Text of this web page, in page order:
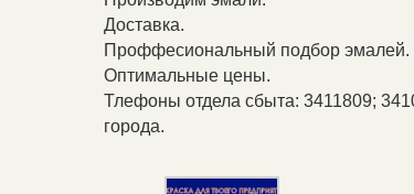
Доставка.
Проффесиональный подбор эмалей.
Оптимальные цены.
Тлефоны отдела сбыта: 3411809;
города.